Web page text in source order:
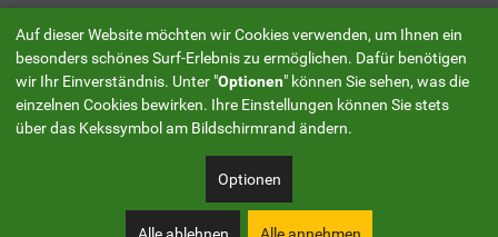
Auf dieser Website möchten wir Cookies verwenden, um Ihnen ein
besonders schönes Surf-Erlebnis zu ermöglichen. Dafür benötigen
wir Ihr Einverständnis. Unter "Optionen" können Sie sehen, was die
einzelnen Cookies bewirken. Ihre Einstellungen können Sie stets
über das Kekssymbol am Bildschirmrand ändern.
Optionen
Alle ablehnen Alle annehmen